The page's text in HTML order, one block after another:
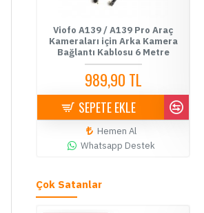
Viofo A139 / A139 Pro Araç
Kameraları için Arka Kamera
Bağlantı Kablosu 6 Metre
989,90 TL
SEPETE EKLE
Hemen Al
Whatsapp Destek
Çok Satanlar